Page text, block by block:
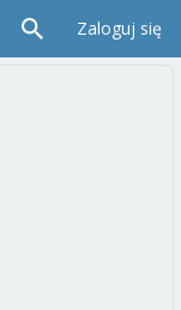
Zaloguj się